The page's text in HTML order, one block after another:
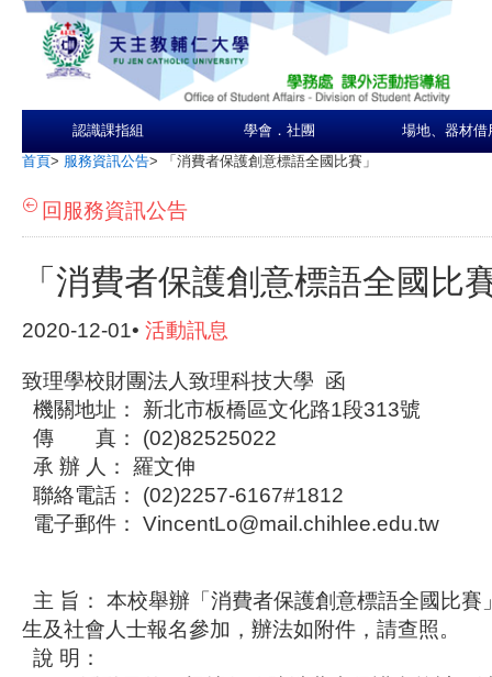
認識課指組 學會．社團 場地、器材借
首頁> 服務資訊公告> 「消費者保護創意標語全國比賽」
回服務資訊公告
「消費者保護創意標語全國比
2020-12-01• 活動訊息
致理學校財團法人致理科技大學 函
機關地址： 新北市板橋區文化路1段313號
傳 真： (02)82525022
承 辦 人： 羅文伸
聯絡電話： (02)2257-6167#1812
電子郵件： VincentLo@mail.chihlee.edu.tw
主 旨： 本校舉辦「消費者保護創意標語全國比賽
生及社會人士報名參加，辦法如附件，請查照。
說 明：